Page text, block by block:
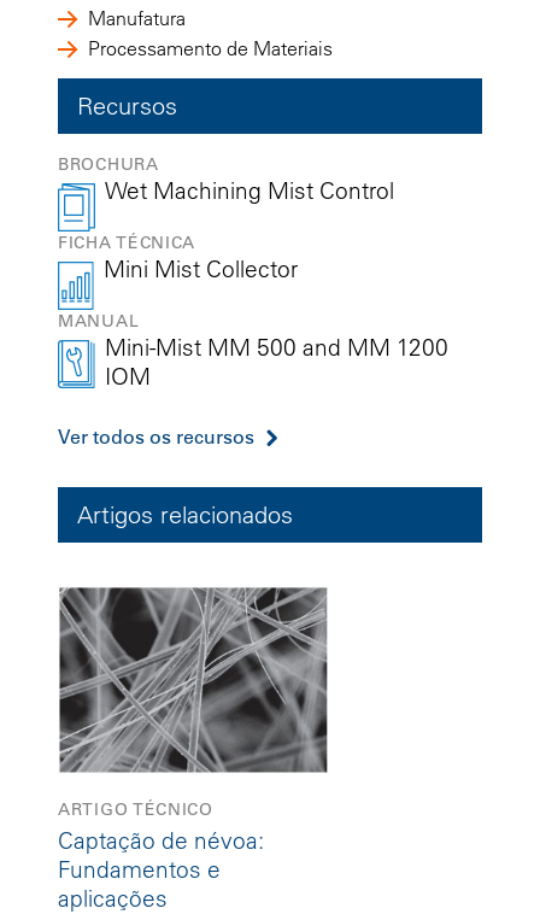
Manufatura
Processamento de Materiais
Recursos
BROCHURA
Wet Machining Mist Control
FICHA TÉCNICA
Mini Mist Collector
MANUAL
Mini-Mist MM 500 and MM 1200
IOM
Ver todos os recursos
Artigos relacionados
ARTIGO TÉCNICO
Captação de névoa:
Fundamentos e
aplicações